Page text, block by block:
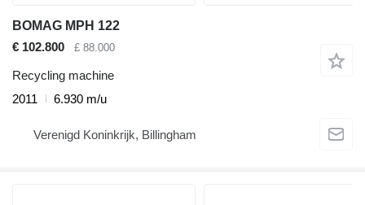
BOMAG MPH 122
€ 102.800
£ 88.000
Recycling machine
2011
6.930 m/u
Verenigd Koninkrijk, Billingham